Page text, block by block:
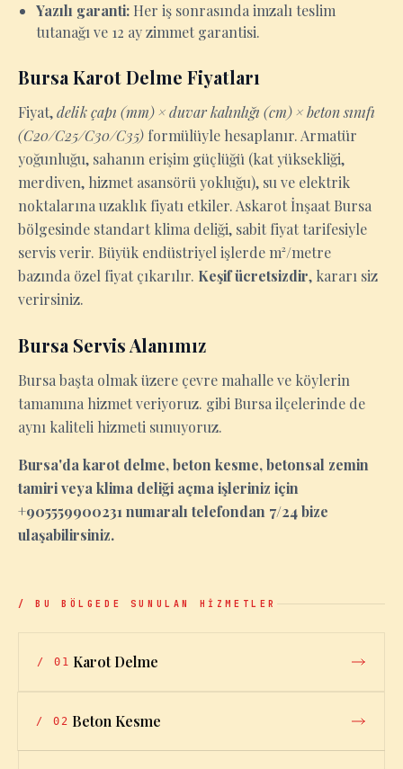
Yazılı garanti: Her iş sonrasında imzalı teslim
tutanağı ve 12 ay zimmet garantisi.
Bursa Karot Delme Fiyatları
Fiyat,delik çapı (mm) × duvar kalınlığı (cm) × beton sınıfı
(C20/C25/C30/C35) formülüyle hesaplanır. Armatür
yoğunluğu, sahanın erişim güçlüğü (kat yüksekliği,
merdiven, hizmet asansörü yokluğu), su ve elektrik
noktalarına uzaklık fiyatı etkiler. Askarot İnşaat Bursa
bölgesinde standart klima deliği, sabit fiyat tarifesiyle
servis verir. Büyük endüstriyel işlerde m²/metre
bazında özel fiyat çıkarılır. Keşif ücretsizdir, kararı siz
verirsiniz.
Bursa Servis Alanımız
Bursa başta olmak üzere çevre mahalle ve köylerin
tamamına hizmet veriyoruz. gibi Bursa ilçelerinde de
aynı kaliteli hizmeti sunuyoruz.
Bursa'da karot delme, beton kesme, betonsal zemin
tamiri veya klima deliği açma işleriniz için
+905559900231 numaralı telefondan 7/24 bize
ulaşabilirsiniz.
/ BU BÖLGEDE SUNULAN HİZMETLER
/ 01 Karot Delme
/ 02 Beton Kesme